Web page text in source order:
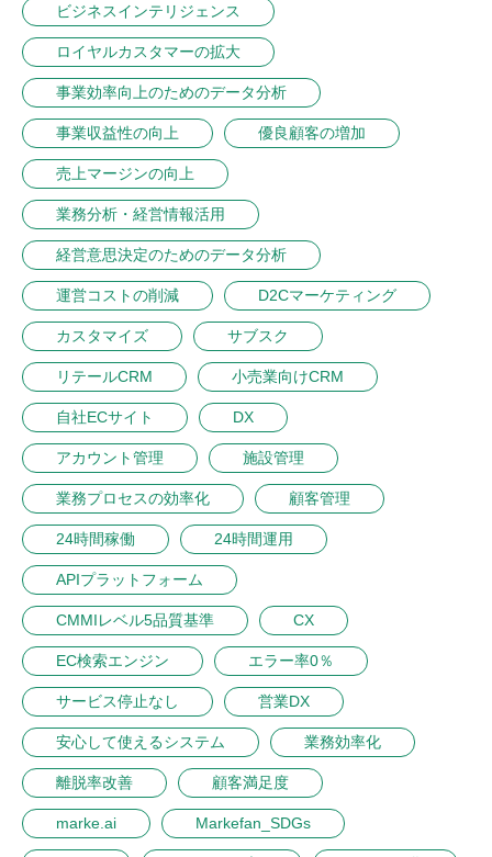
ビジネスインテリジェンス
ロイヤルカスタマーの拡大
事業効率向上のためのデータ分析
事業収益性の向上 優良顧客の増加
売上マージンの向上
業務分析・経営情報活用
経営意思決定のためのデータ分析
運営コストの削減 D2Cマーケティング
カスタマイズ サブスク
リテールCRM 小売業向けCRM
自社ECサイト DX
アカウント管理 施設管理
業務プロセスの効率化 顧客管理
24時間稼働 24時間運用
APIプラットフォーム
CMMIレベル5品質基準 CX
EC検索エンジン エラー率0％
サービス停止なし 営業DX
安心して使えるシステム 業務効率化
離脱率改善 顧客満足度
marke.ai Markefan_SDGs